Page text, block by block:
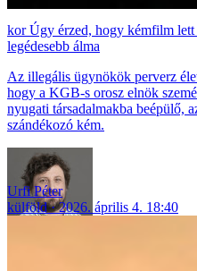
Úgy érzed, hogy kémfilm lett
legédesebb álma
Az illegális ügynökök perverz
hogy a KGB-s orosz elnök
nyugati társadalmakba beépülő,
szándékozó kém.
Urfi Péter
külföld
2026. április 4. 18:40